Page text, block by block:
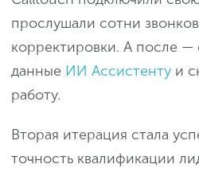
прослушали сотни
корректировки. А после
данные ИИ Ассистенту и
работу.
Вторая итерация стала
точность квалификации